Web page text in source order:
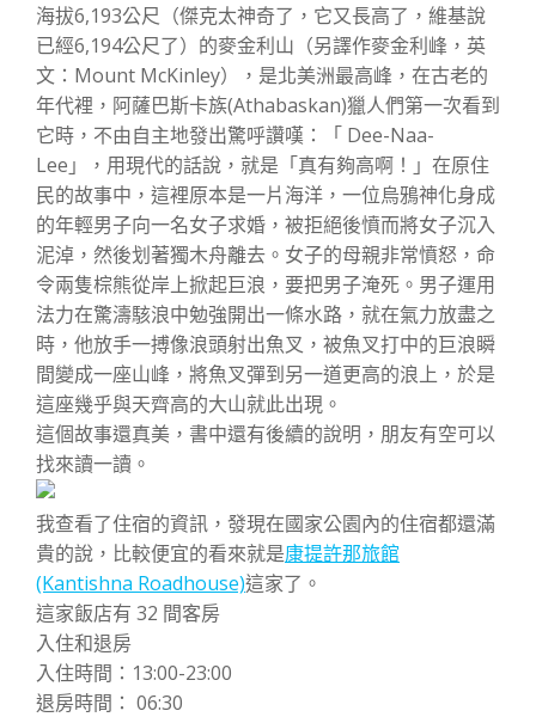
海拔6,193公尺（傑克太神奇了，它又長高了，維基說
已經6,194公尺了）的麥金利山（另譯作麥金利峰，英
文：Mount McKinley），是北美洲最高峰，在古老的
年代裡，阿薩巴斯卡族(Athabaskan)獵人們第一次看到
它時，不由自主地發出驚呼讚嘆：「 Dee-Naa-
Lee」，用現代的話說，就是「真有夠高啊！」在原住
民的故事中，這裡原本是一片海洋，一位烏鴉神化身成
的年輕男子向一名女子求婚，被拒絕後憤而將女子沉入
泥淖，然後划著獨木舟離去。女子的母親非常憤怒，命
令兩隻棕熊從岸上掀起巨浪，要把男子淹死。男子運用
法力在驚濤駭浪中勉強開出一條水路，就在氣力放盡之
時，他放手一搏像浪頭射出魚叉，被魚叉打中的巨浪瞬
間變成一座山峰，將魚叉彈到另一道更高的浪上，於是
這座幾乎與天齊高的大山就此出現。
這個故事還真美，書中還有後續的說明，朋友有空可以
找來讀一讀。
我查看了住宿的資訊，發現在國家公園內的住宿都還滿
貴的說，比較便宜的看來就是康提許那旅館
(Kantishna Roadhouse)這家了。
這家飯店有 32 間客房
入住和退房
入住時間：13:00-23:00
退房時間： 06:30